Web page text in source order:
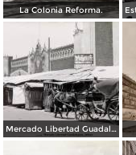
La Colonia Reforma.
Mercado Libertad Guadalajara, Jalisco.